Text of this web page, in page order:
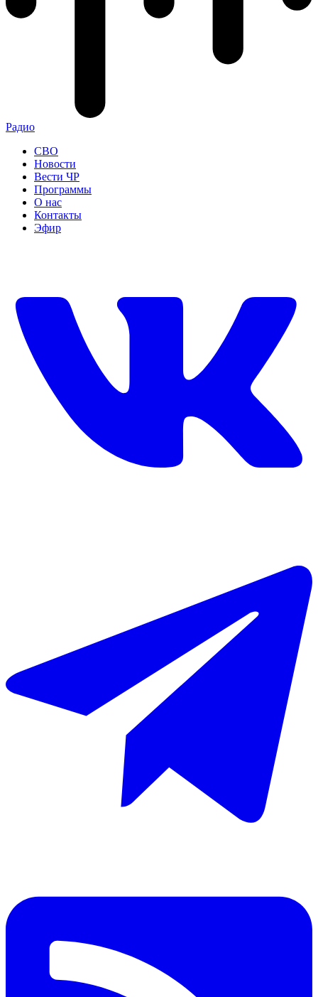
Радио
СВО
Новости
Вести ЧР
Программы
О нас
Контакты
Эфир